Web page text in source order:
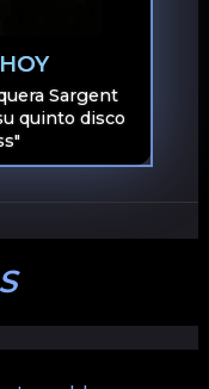
Sargent
quinto disco